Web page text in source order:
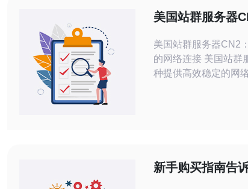
美国站群服务器
美国站群服务器CN2
的网络连接 美国站群服务器CN2是一
种提供高效稳定的网
连接，大大提高了网
稳定性
新手购买指南告